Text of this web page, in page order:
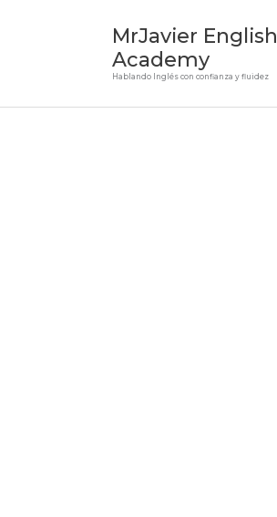
MrJavier English
Academy
Hablando Inglés con confianza y fluidez